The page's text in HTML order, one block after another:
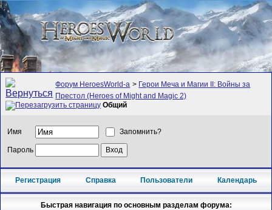
Форум HeroesWorld-а > Герои Меча и Магии II: Войны за
Престол (Heroes of Might and Magic 2)
Общий
Имя Запомнить?
Пароль
Регистрация Справка Пользователи Календарь
Быстрая навигация по основным разделам форума: